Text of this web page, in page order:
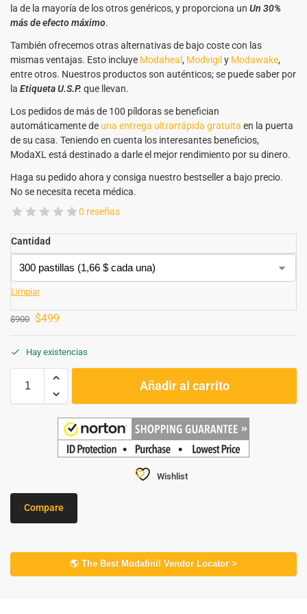
la de la mayoría de los otros genéricos, y proporciona un Un 30%
más de efecto máximo.
También ofrecemos otras alternativas de bajo coste con las
mismas ventajas. Esto incluye Modaheal , Modvigil y Modawake,
entre otros. Nuestros productos son auténticos; se puede saber por
la Etiqueta U.S.P. que llevan.
Los pedidos de más de 100 píldoras se benefician
automáticamente de una entrega ultrarrápida gratuita en la puerta
de su casa. Teniendo en cuenta los interesantes beneficios,
ModaXL está destinado a darle el mejor rendimiento por su dinero.
Haga su pedido ahora y consiga nuestro bestseller a bajo precio.
No se necesita receta médica.
0 reseñas
Cantidad
Limpiar
$900 $499
Hay existencias
Añadir al carrito
Wishlist
Compare
🌎 The Best Modafinil Vendor Locator >